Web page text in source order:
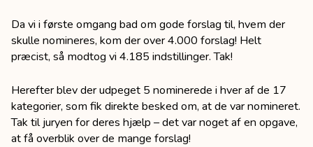
Da vi i første omgang bad om gode forslag til, hvem der
skulle nomineres, kom der over 4.000 forslag! Helt
præcist, så modtog vi 4.185 indstillinger. Tak!
Herefter blev der udpeget 5 nominerede i hver af de 17
kategorier, som fik direkte besked om, at de var nomineret.
Tak til juryen for deres hjælp – det var noget af en opgave,
at få overblik over de mange forslag!